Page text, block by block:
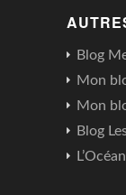
Blog
Mon
Mon
Blog